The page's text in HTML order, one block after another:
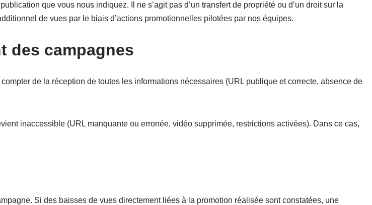
que vous nous indiquez. Il ne s’agit pas d’un transfert de propriété ou d’un droit sur la
de vues par le biais d’actions promotionnelles pilotées par nos équipes.
des campagnes
de la réception de toutes les informations nécessaires (URL publique et correcte, absence de
inaccessible (URL manquante ou erronée, vidéo supprimée, restrictions activées). Dans ce cas,
Si des baisses de vues directement liées à la promotion réalisée sont constatées, une